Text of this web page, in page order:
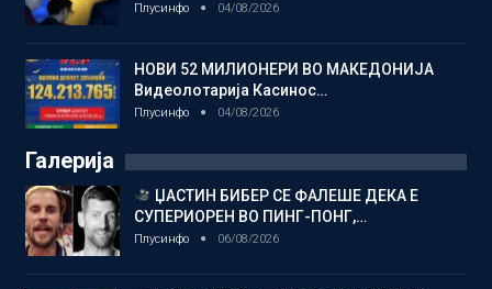
Плусинфо 04/08/2026
НОВИ 52 МИЛИОНЕРИ ВО МАКЕДОНИЈА
Видеолотарија Касинос…
Плусинфо 04/08/2026
Галерија
ЏАСТИН БИБЕР СЕ ФАЛЕШЕ ДЕКА Е
СУПЕРИОРЕН ВО ПИНГ-ПОНГ,…
Плусинфо 06/08/2026